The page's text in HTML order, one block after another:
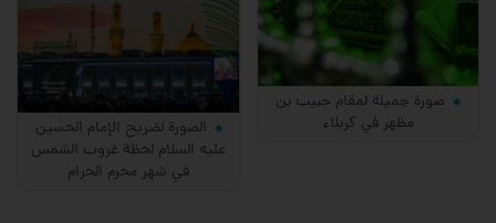
صورة جميلة لمقام حبيب بن
مظهر في كربلاء
الصورة لضريح الإمام الحسين
عليه السلام لحظة غروب الشمس
في شهر محرم الحرام